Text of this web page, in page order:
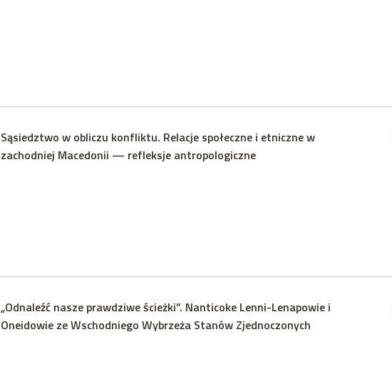
Sąsiedztwo w obliczu konfliktu. Relacje społeczne i etniczne w
zachodniej Macedonii — refleksje antropologiczne
„Odnaleźć nasze prawdziwe ścieżki”. Nanticoke Lenni-Lenapowie i
Oneidowie ze Wschodniego Wybrzeża Stanów Zjednoczonych